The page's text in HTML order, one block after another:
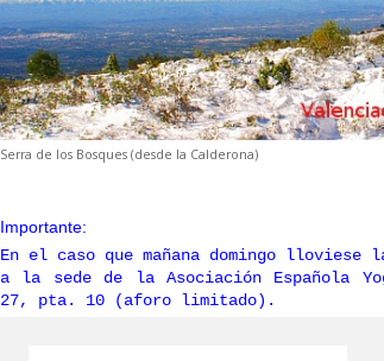
Serra de los Bosques (desde la Calderona)
Importante:
En el caso que mañana domingo
a la sede de la Asociación Española
27, pta. 10 (aforo limitado).